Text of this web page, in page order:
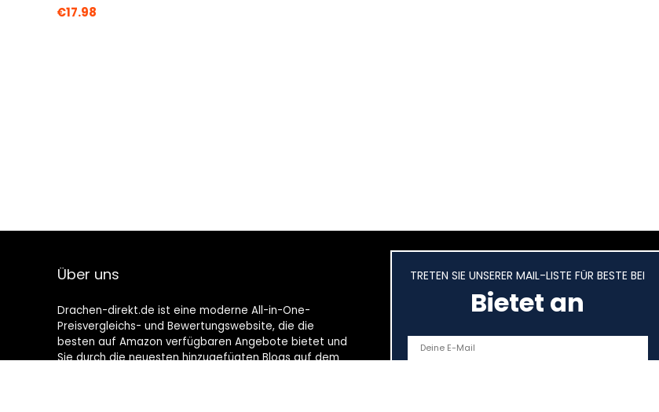
€17.98
Über uns
Drachen-direkt.de ist eine moderne All-in-One-
Preisvergleichs- und Bewertungswebsite, die die
besten auf Amazon verfügbaren Angebote bietet und
Sie durch die neuesten hinzugefügten Blogs auf dem
TRETEN SIE UNSERER MAIL-LISTE FÜR BESTE BEI
Bietet an